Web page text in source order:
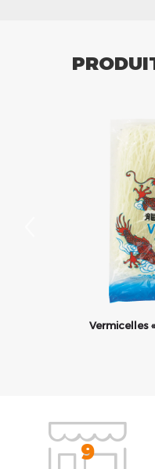
Vermicelles
9